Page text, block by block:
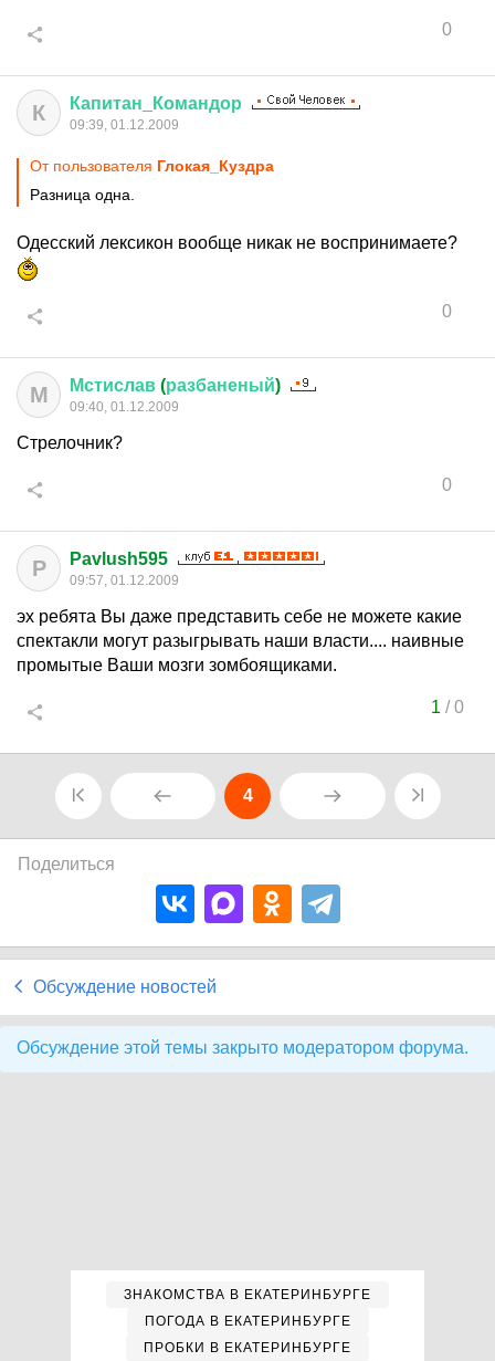
0
К Капитан Командор
09:39, 01.12.2009
От пользователя Глокая_Куздра
Разница одна.
Одесский лексикон вообще никак не воспринимаете?
0
М Мстислав (разбаненый)
09:40, 01.12.2009
Стрелочник?
0
P Pavlush595
09:57, 01.12.2009
эх ребята Вы даже представить себе не можете какие
спектакли могут разыгрывать наши власти.... наивные
промытые Ваши мозги зомбоящиками.
1 /0
4
Поделиться
Обсуждение новостей
Обсуждение этой темы закрыто модератором форума.
ЗНАКОМСТВА В ЕКАТЕРИНБУРГЕ
ПОГОДА В ЕКАТЕРИНБУРГЕ
ПРОБКИ В ЕКАТЕРИНБУРГЕ